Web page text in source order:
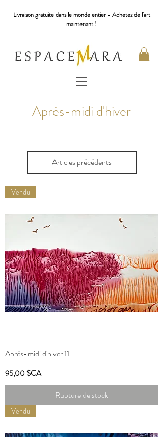
Livraison gratuite dans le monde entier - Achetez de l'art
maintenant !
Après-midi d'hiver
Articles précédents
Vendu
Après-midi d'hiver 11
Prix
95,00 $CA
Rupture de stock
Vendu